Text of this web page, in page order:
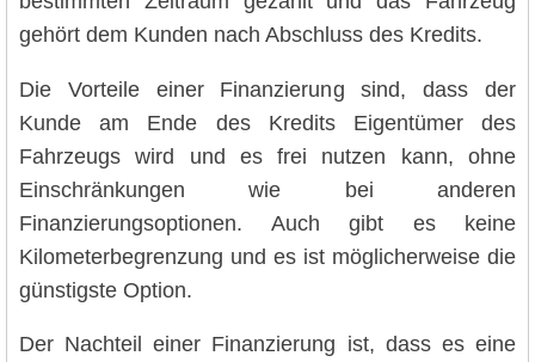
gehört dem Kunden nach Abschluss des Kredits.
Die Vorteile einer Finanzierung sind, dass der
Kunde am Ende des Kredits Eigentümer des
Fahrzeugs wird und es frei nutzen kann, ohne
Einschränkungen wie bei anderen
Finanzierungsoptionen. Auch gibt es keine
Kilometerbegrenzung und es ist möglicherweise die
günstigste Option.
Der Nachteil einer Finanzierung ist, dass es eine